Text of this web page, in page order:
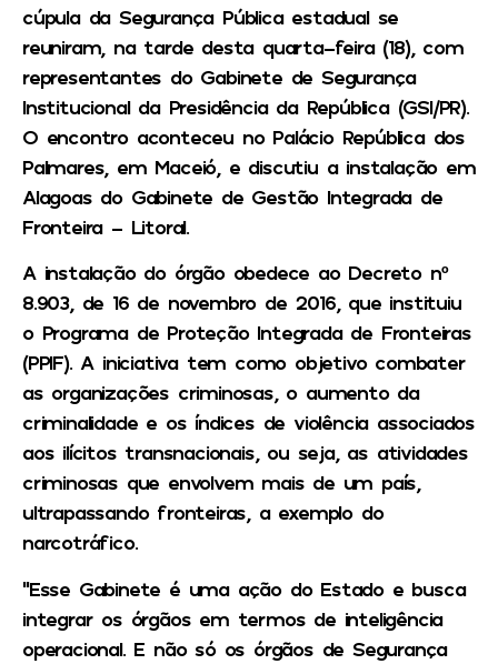
cúpula da Segurança Pública estadual se
reuniram, na tarde desta quarta-feira (18), com
representantes do Gabinete de Segurança
Institucional da Presidência da República (GSI/PR).
O encontro aconteceu no Palácio República dos
Palmares, em Maceió, e discutiu a instalação em
Alagoas do Gabinete de Gestão Integrada de
Fronteira – Litoral.
A instalação do órgão obedece ao Decreto nº
8.903, de 16 de novembro de 2016, que instituiu
o Programa de Proteção Integrada de Fronteiras
(PPIF). A iniciativa tem como objetivo combater
as organizações criminosas, o aumento da
criminalidade e os índices de violência associados
aos ilícitos transnacionais, ou seja, as atividades
criminosas que envolvem mais de um país,
ultrapassando fronteiras, a exemplo do
narcotráfico.
“Esse Gabinete é uma ação do Estado e busca
integrar os órgãos em termos de inteligência
operacional. E não só os órgãos de Segurança